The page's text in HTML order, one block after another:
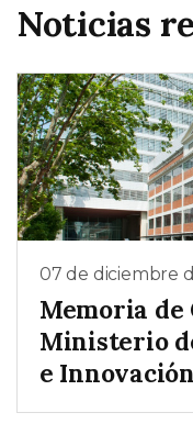
Noticias
07 de diciembre
Memoria de
Ministerio
e Innovación